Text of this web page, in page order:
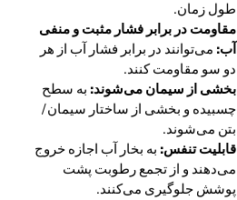
طول زمان.
مقاومت در برابر فشار مثبت و منفی
آب: می‌توانند در برابر فشار آب از هر
دو سو مقاومت کنند.
بخشی از سیمان می‌شوند: به سطح
چسبیده و بخشی از ساختار سیمان/
بتن می‌شوند.
قابلیت تنفس: به بخار آب اجازه خروج
می‌دهند و از تجمع رطوبت پشت
پوشش جلوگیری می‌کنند.